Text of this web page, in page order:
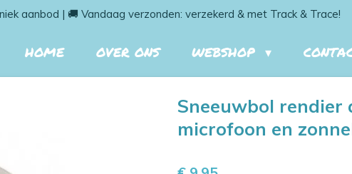
aanbod | 🚚 Vandaag verzonden: verzekerd & met Track & Trace!
HOME OVER ONS WEBSHOP
Sneeuwbol rendier
microfoon en